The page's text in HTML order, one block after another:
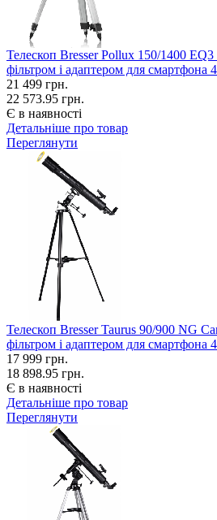
Телескоп Bresser Pollux 150/1400
фільтром і адаптером для смартфона
21 499 грн.
22 573.95 грн.
Є в наявності
Детальніше про товар
Переглянути
Телескоп Bresser Taurus 90/900 NG
фільтром і адаптером для смартфона
17 999 грн.
18 898.95 грн.
Є в наявності
Детальніше про товар
Переглянути